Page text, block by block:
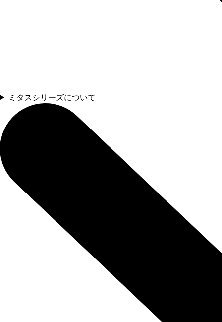
ミタスシリーズについて